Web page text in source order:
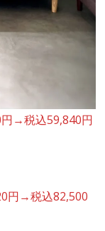
→税込59,840円
円→税込82,500